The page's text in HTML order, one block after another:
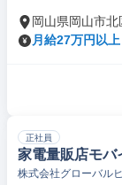
岡山県岡山市
月給27万円以上
正社員
家電量販店モバ
株式会社グローバル